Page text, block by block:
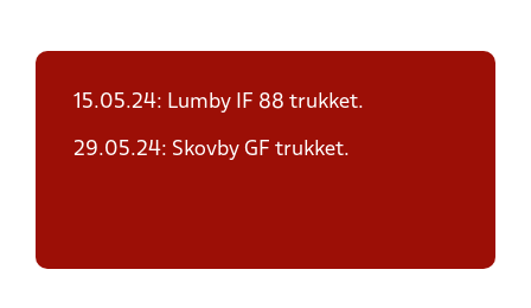
15.05.24: Lumby IF 88 trukket.
29.05.24: Skovby GF trukket.